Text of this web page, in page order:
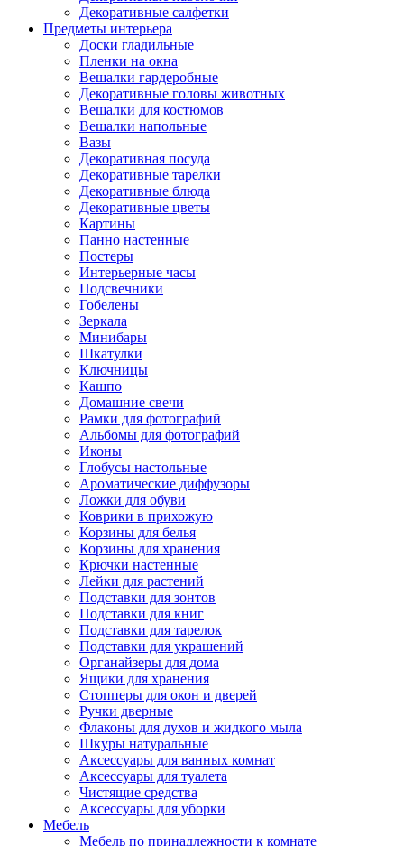
Декоративные салфетки
Предметы интерьера
Доски гладильные
Пленки на окна
Вешалки гардеробные
Декоративные головы животных
Вешалки для костюмов
Вешалки напольные
Вазы
Декоративная посуда
Декоративные тарелки
Декоративные блюда
Декоративные цветы
Картины
Панно настенные
Постеры
Интерьерные часы
Подсвечники
Гобелены
Зеркала
Минибары
Шкатулки
Ключницы
Кашпо
Домашние свечи
Рамки для фотографий
Альбомы для фотографий
Иконы
Глобусы настольные
Ароматические диффузоры
Ложки для обуви
Коврики в прихожую
Корзины для белья
Корзины для хранения
Крючки настенные
Лейки для растений
Подставки для зонтов
Подставки для книг
Подставки для тарелок
Подставки для украшений
Органайзеры для дома
Ящики для хранения
Стопперы для окон и дверей
Ручки дверные
Флаконы для духов и жидкого мыла
Шкуры натуральные
Аксессуары для ванных комнат
Аксессуары для туалета
Чистящие средства
Аксессуары для уборки
Мебель
Мебель по принадлежности к комнате